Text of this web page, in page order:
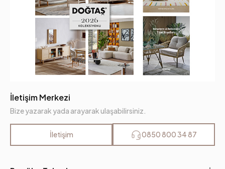
İletişim Merkezi
Bize yazarak yada arayarak ulaşabilirsiniz.
İletişim 0850 800 34 87